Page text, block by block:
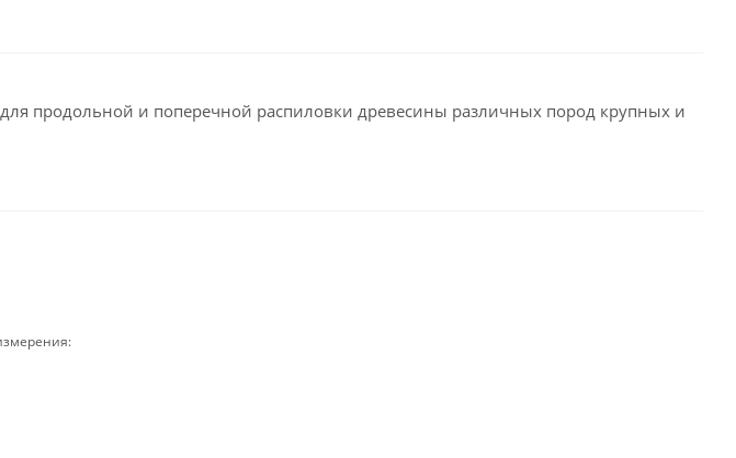
продольной и поперечной распиловки древесины различных пород крупных и